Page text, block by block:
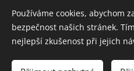
Filip Hanzlík, náměstek
© 2026 Česká bankovní
Používáme cookies, abychom
bezpečnost našich stránek.
nejlepší zkušenost při jejich